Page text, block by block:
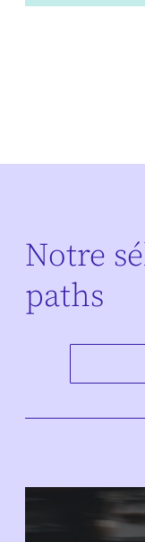
Notre
paths